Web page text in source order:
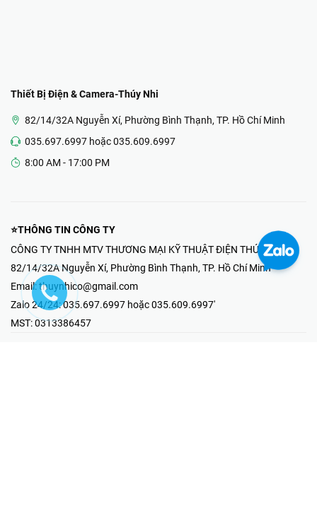
Thiết Bị Điện & Camera-Thúy Nhi
82/14/32A Nguyễn Xí, Phường Bình Thạnh, TP. Hồ Chí Minh
035.697.6997 hoặc 035.609.6997
8:00 AM - 17:00 PM
⭐THÔNG TIN CÔNG TY
CÔNG TY TNHH MTV THƯƠNG MẠI KỸ THUẬT ĐIỆN THÚY NHI
82/14/32A Nguyễn Xí, Phường Bình Thạnh, TP. Hồ Chí Minh
Email: thuynhico@gmail.com
Zalo 24/24:035.697.6997 hoặc 035.609.6997'
MST:0313386457